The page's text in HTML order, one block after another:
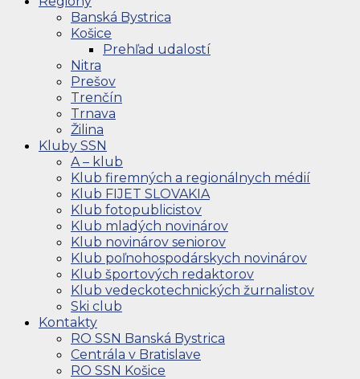
Banská Bystrica
Košice
Prehľad udalostí
Nitra
Prešov
Trenčín
Trnava
Žilina
Kluby SSN
A – klub
Klub firemných a regionálnych médií
Klub FIJET SLOVAKIA
Klub fotopublicistov
Klub mladých novinárov
Klub novinárov seniorov
Klub poľnohospodárskych novinárov
Klub športových redaktorov
Klub vedeckotechnických žurnalistov
Ski club
Kontakty
RO SSN Banská Bystrica
Centrála v Bratislave
RO SSN Košice